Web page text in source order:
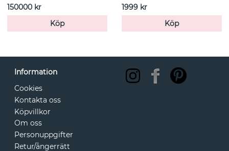
150000 kr
Köp
1999 kr
Köp
Information
Cookies
Kontakta oss
Köpvillkor
Om oss
Personuppgifter
Retur/ångerrätt